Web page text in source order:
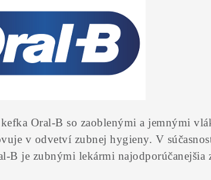
Oral-B so zaoblenými a jemnými
v odvetví zubnej hygieny. V
B je zubnými lekármi najodporúčanejšia